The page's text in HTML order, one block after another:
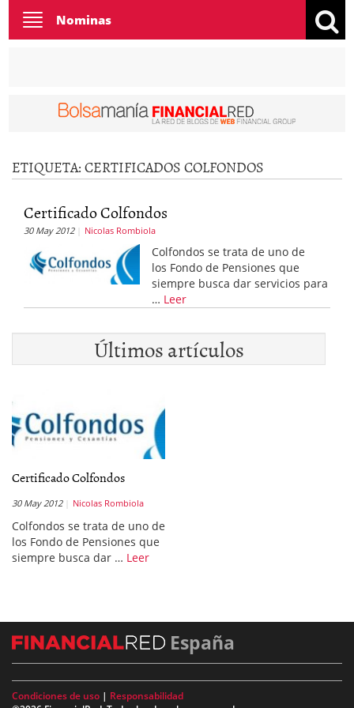
Toggle
navigation
Nominas
ETIQUETA:CERTIFICADOS COLFONDOS
Certificado Colfondos
30 May 2012 Nicolas Rombiola
Colfondos se trata de uno de
los Fondo de Pensiones que
siempre busca dar servicios para
… Leer
Últimos artículos
Certificado Colfondos
30 May 2012 Nicolas Rombiola
Colfondos se trata de uno de
los Fondo de Pensiones que
siempre busca dar … Leer
España
Condiciones de uso | Responsabilidad